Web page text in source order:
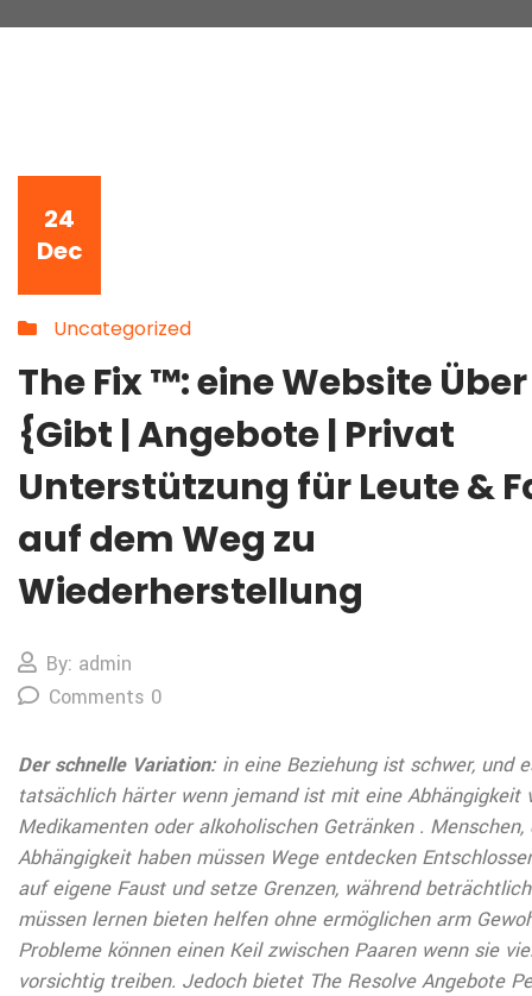
24
Dec
Uncategorized
The Fix ™: eine Website
{Gibt | Angebote | Privat
Unterstützung für Leute &
auf dem Weg zu
Wiederherstellung
By: admin
Comments 0
Der schnelle Variation: in eine Beziehung ist schwer, und
tatsächlich härter wenn jemand ist mit eine Abhängigkeit
Medikamenten oder alkoholischen Getränken . Menschen,
Abhängigkeit haben müssen Wege entdecken
auf eigene Faust und setze Grenzen, während
müssen lernen bieten helfen ohne ermöglichen arm
Probleme können einen Keil zwischen Paaren wenn sie
vorsichtig treiben. Jedoch bietet The Resolve Angebote